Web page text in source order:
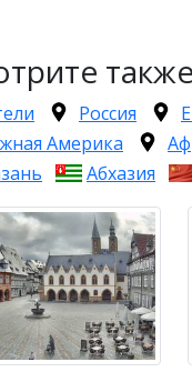
Россия
Америка
Абхазия